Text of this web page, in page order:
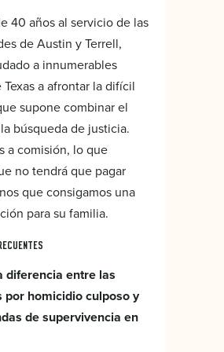
40 años al servicio de las
de Austin y Terrell,
a innumerables
a afrontar la difícil
supone combinar el
búsqueda de justicia.
a comisión, lo que
no tendrá que pagar
que consigamos una
para su familia.
diferencia entre las
por homicidio culposo y
de supervivencia en